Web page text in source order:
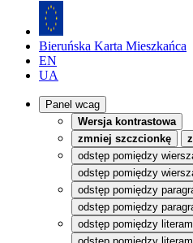
Bieruńska Karta Mieszkańca
EN
UA
Panel wcag
Wersja kontrastowa
zmniej szczcionkę
odstęp pomiędzy
odstęp pomiędzy
odstęp pomiędzy
odstęp pomiędzy
odstęp pomiędzy